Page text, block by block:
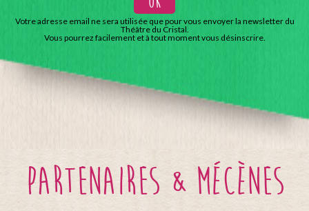
Votre adresse email ne sera utilisée que pour vous envoyer la newsletter du
Théâtre du Cristal.
Vous pourrez facilement et à tout moment vous désinscrire.
partenaires & mécènes